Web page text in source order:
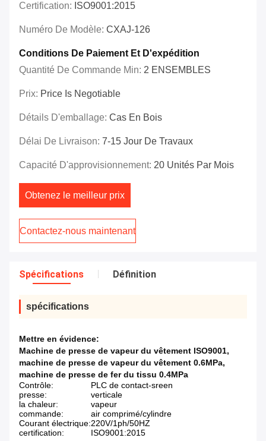
Certification: ISO9001:2015
Numéro De Modèle: CXAJ-126
Conditions De Paiement Et D'expédition
Quantité De Commande Min: 2 ENSEMBLES
Prix: Price Is Negotiable
Détails D'emballage: Cas En Bois
Délai De Livraison: 7-15 Jour De Travaux
Capacité D'approvisionnement: 20 Unités Par Mois
Obtenez le meilleur prix
Contactez-nous maintenant
Spécifications Définition
spécifications
Mettre en évidence:
Machine de presse de vapeur du vêtement ISO9001,
machine de presse de vapeur du vêtement 0.6MPa,
machine de presse de fer du tissu 0.4MPa
Contrôle:
PLC de contact-sreen
presse:
verticale
la chaleur:
vapeur
commande:
air comprimé/cylindre
Courant électrique:220V/1ph/50HZ
certification:
ISO9001:2015